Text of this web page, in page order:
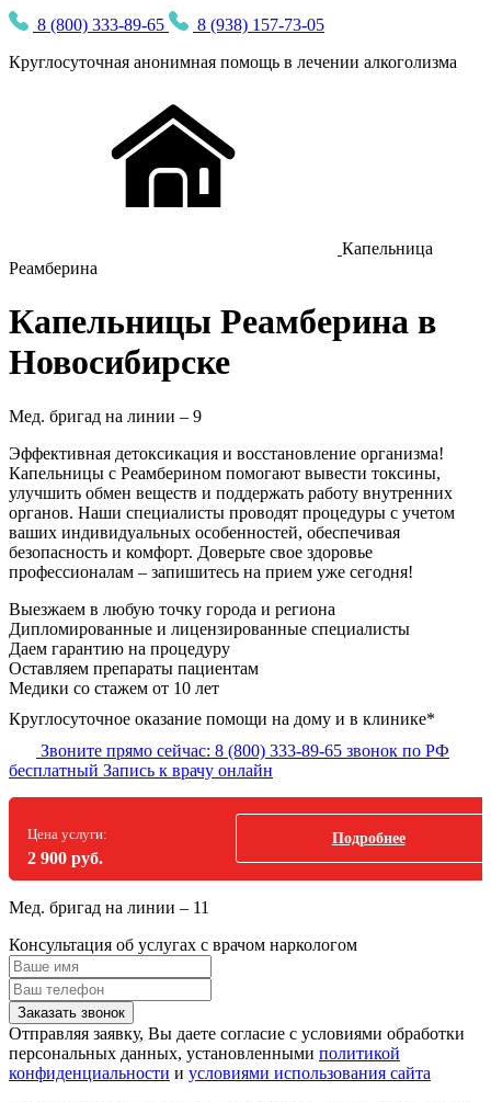
8 (800) 333-89-65
8 (938) 157-73-05
Круглосуточная анонимная помощь в лечении алкоголизма
Капельница
Реамберина
Капельницы Реамберина в
Новосибирске
Мед. бригад на линии – 9
Эффективная детоксикация и восстановление организма!
Капельницы с Реамберином помогают вывести токсины,
улучшить обмен веществ и поддержать работу внутренних
органов. Наши специалисты проводят процедуры с учетом
ваших индивидуальных особенностей, обеспечивая
безопасность и комфорт. Доверьте свое здоровье
профессионалам – запишитесь на прием уже сегодня!
Выезжаем в любую точку города и региона
Дипломированные и лицензированные специалисты
Даем гарантию на процедуру
Оставляем препараты пациентам
Медики со стажем от 10 лет
Круглосуточное оказание помощи на дому и в клинике*
Звоните прямо сейчас: 8 (800) 333-89-65 звонок по РФ
бесплатный Запись к врачу онлайн
Цена услуги:
2 900 руб.
Подробнее
Мед. бригад на линии – 11
Консультация об услугах с врачом наркологом
Заказать звонок
Отправляя заявку, Вы даете согласие с условиями обработки
персональных данных, установленными политикой
конфиденциальности и условиями использования сайта